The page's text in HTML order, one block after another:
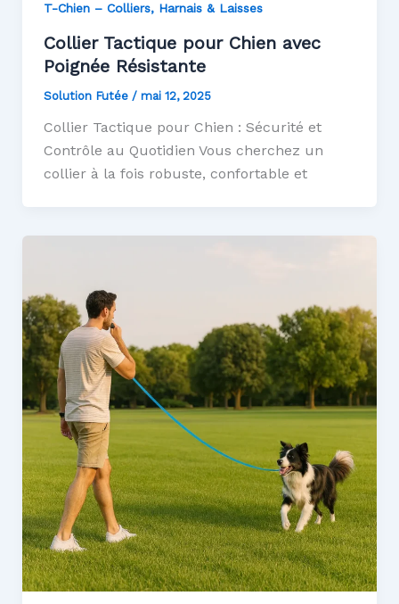
T-Chien – Colliers, Harnais & Laisses
Collier Tactique pour Chien avec
Poignée Résistante
Solution Futée / mai 12, 2025
Collier Tactique pour Chien : Sécurité et
Contrôle au Quotidien Vous cherchez un
collier à la fois robuste, confortable et